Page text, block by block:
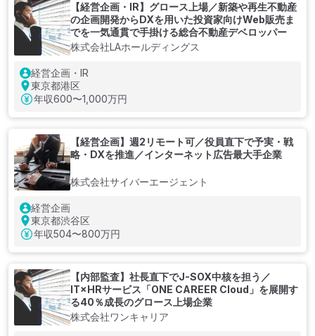
【経営企画・IR】グロース上場／新築や再生不動産
の企画開発からDXを用いた投資家向けWeb販売ま
でを一気通貫で手掛ける総合不動産デベロッパー
株式会社LAホールディングス
経営企画・IR
東京都港区
年収600〜1,000万円
【経営企画】週2リモート可／役員直下で予実・戦
略・DXを推進／インターネット広告最大手企業
株式会社サイバーエージェント
経営企画
東京都渋谷区
年収504〜800万円
【内部監査】社長直下でJ-SOX中核を担う／
IT×HRサービス「ONE CAREER Cloud」を展開す
る40％成長のグロース上場企業
株式会社ワンキャリア